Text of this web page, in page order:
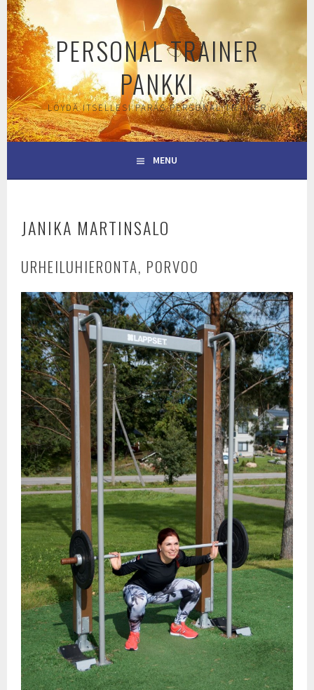
Skip
to
content
PERSONAL TRAINER
PANKKI
LÖYDÄ ITSELLESI PARAS PERSONAL TRAINER
MENU
JANIKA MARTINSALO
URHEILUHIERONTA, PORVOO